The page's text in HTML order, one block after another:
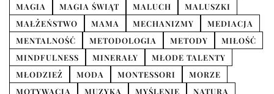
MAGIA
MAGIA ŚWIĄT MALUCH
MALUSZKI
MAŁŻEŃSTWO
MAMA MECHANIZMY
MEDIACJA
MENTALNOŚĆ
METODOLOGIA METODY
MIŁOŚĆ
MINDFULNESS
MINERAŁY
MŁODE TALENTY
MŁODZIEŻ
MODA MONTESSORI
MORZE
MOTYWACJA
MUZYKA MYŚLENIE
NATURA